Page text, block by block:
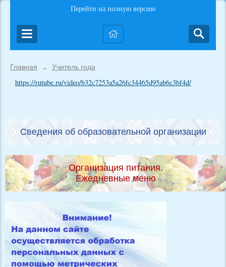
Перейти на полную версию
Главная → Учитель года
https://rutube.ru/video/b32c7253a5a26fc34465d95ab6c3bf4d/
Сведения об образовательной организации
Организация питания.
Ежедневные меню